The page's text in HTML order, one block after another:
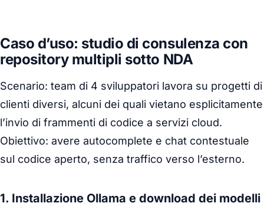
Caso d’uso: studio di consulenza con
repository multipli sotto NDA
Scenario: team di 4 sviluppatori lavora su progetti di
clienti diversi, alcuni dei quali vietano esplicitamente
l’invio di frammenti di codice a servizi cloud.
Obiettivo: avere autocomplete e chat contestuale
sul codice aperto, senza traffico verso l’esterno.
1. Installazione Ollama e download dei modelli